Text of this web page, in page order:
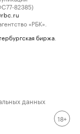
82385)
«РБК».
биржа
данных
18+